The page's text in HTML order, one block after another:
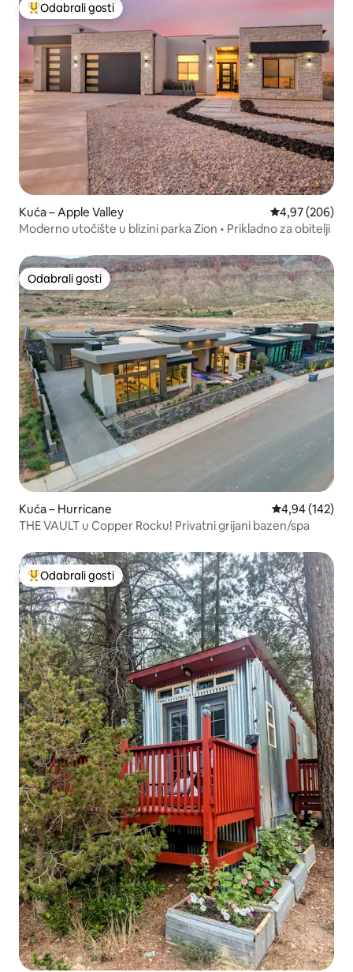
Među najviše rangiranima s oznakom „Odabrali gosti”
Odabrali gosti
Kuća – Apple Valley Prosječna
4,97 (206)
Moderno utočište u blizini parka Zion • Prikladno za obitelji
Odabrali gosti
Odabrali gosti
Kuća – Hurricane Prosječna
4,94 (142)
THE VAULT u Copper Rocku! Privatni grijani bazen/spa
Među najviše rangiranima s oznakom „Odabrali gosti”
Odabrali gosti